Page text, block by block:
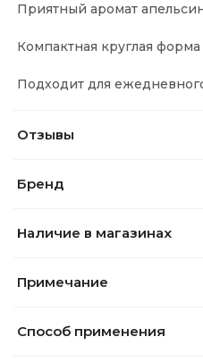
Приятный аромат
Компактная круглая форма
Подходит для
Отзывы
Бренд
Наличие в магазинах
Примечание
Способ применения